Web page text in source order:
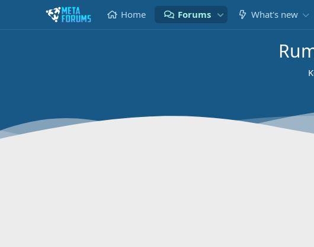
Home Forums What's new